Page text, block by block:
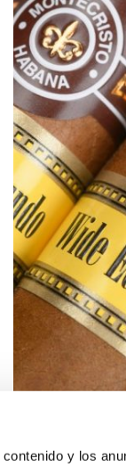
y los